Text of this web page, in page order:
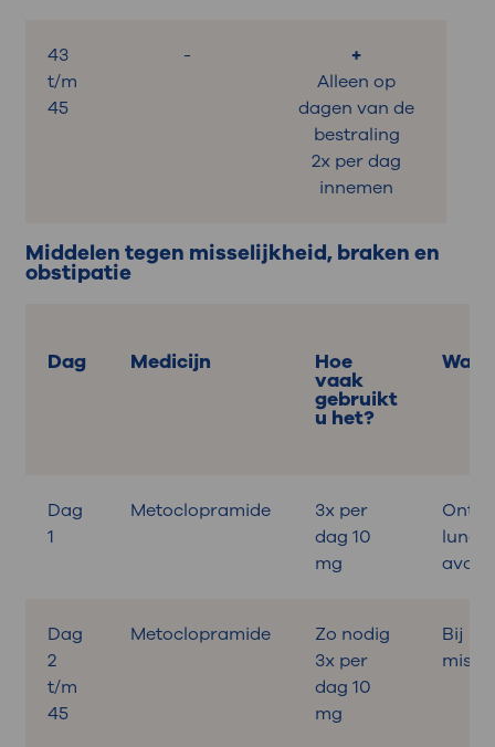
43
t/m
45
-
+
Alleen op
dagen van de
bestraling
2x per dag
innemen
Middelen tegen misselijkheid, braken en
obstipatie
Dag Medicijn Hoe
vaak
gebruikt
u het?
Dag
1
Metoclopramide
3x per
dag 10
mg
lunch,
Dag
2
t/m
45
Metoclopramide
Zo nodig
3x per
dag 10
mg
Bij